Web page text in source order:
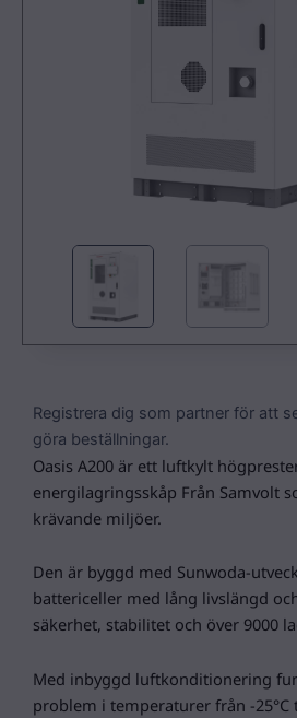
Registrera dig som partner för att
göra beställningar.
Oasis A200 är ett luftkylt
energilagringsskåp Från Samvolt
krävande miljöer.
Den är byggd med Sunwoda-
battericeller med lång livslängd
säkerhet, stabilitet och över 9000
Med inbyggd luftkonditionering
problem i temperaturer från -25°C